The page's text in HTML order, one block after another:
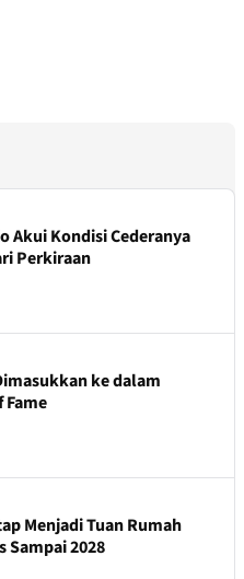
Akui Kondisi Cederanya
Perkiraan
ke dalam
Fame
Menjadi Tuan Rumah
Sampai 2028